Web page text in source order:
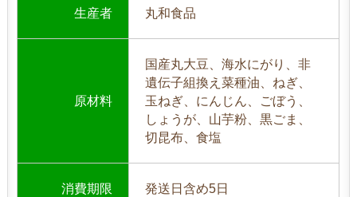
生産者 丸和食品
原材料
国産丸大豆、海水にがり、非
遺伝子組換え菜種油、ねぎ、
玉ねぎ、にんじん、ごぼう、
しょうが、山芋粉、黒ごま、
切昆布、食塩
消費期限 発送日含め5日